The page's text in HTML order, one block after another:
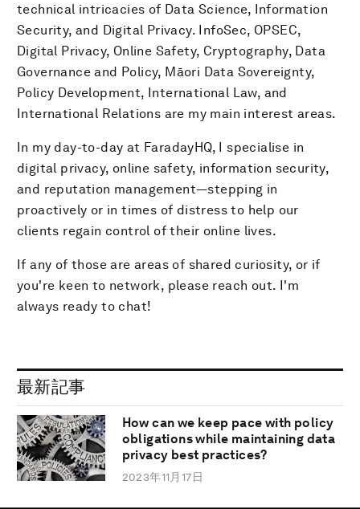
technical intricacies of Data Science, Information
Security, and Digital Privacy. InfoSec, OPSEC,
Digital Privacy, Online Safety, Cryptography, Data
Governance and Policy, Māori Data Sovereignty,
Policy Development, International Law, and
International Relations are my main interest areas.
In my day-to-day at FaradayHQ, I specialise in
digital privacy, online safety, information security,
and reputation management—stepping in
proactively or in times of distress to help our
clients regain control of their online lives.
If any of those are areas of shared curiosity, or if
you're keen to network, please reach out. I'm
always ready to chat!
最新記事
How can we keep pace with policy
obligations while maintaining data
privacy best practices?
2023年11月17日